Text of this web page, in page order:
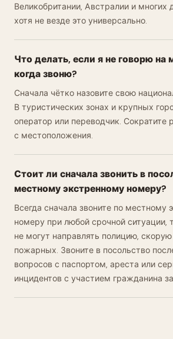
Великобритании, Австралии и многих
хотя не везде это универсально.
Что делать, если я не говорю на
когда звоню?
Сначала чётко назовите свою
В туристических зонах и крупных
оператор или переводчик. Сократите
с местоположения.
Стоит ли сначала звонить в
местному экстренному номеру?
Всегда сначала звоните по местному
номеру при любой срочной ситуации,
не могут направлять полицию, скорую
пожарных. Звоните в посольство
вопросов с паспортом, ареста или
инцидентов с участием гражданина за